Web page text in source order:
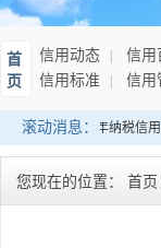
首
页
信用动态 信用
信用标准
信用
滚动消息：
：发布连续10年纳税信用
您现在的位置： 首页